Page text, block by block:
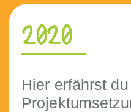
2020
Hier erfährst